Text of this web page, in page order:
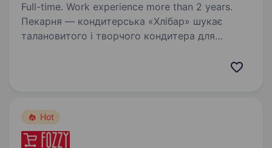
Full-time. Work experience more than 2 years.
Пекарня — кондитерська «Хлібар» шукає
талановитого і творчого кондитера для
Hot